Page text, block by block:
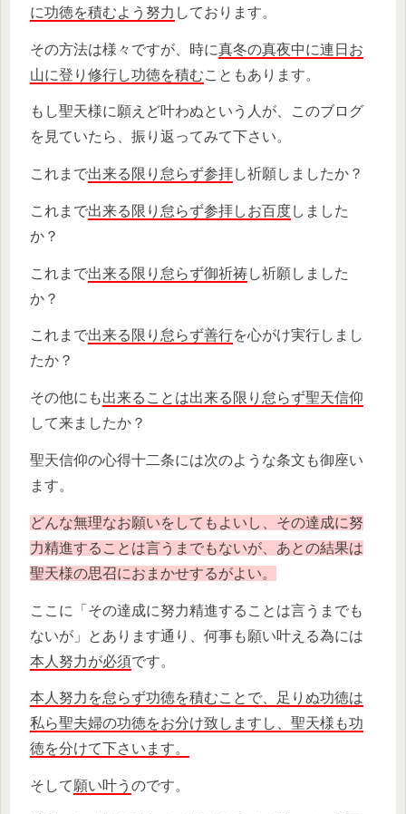
に功徳を積むよう努力 しております。
その方法は様々ですが、時に真冬の真夜中に連日お
山に登り修行し功徳を積むこともあります。
もし聖天様に願えど叶わぬという人が、このブログ
を見ていたら、振り返ってみて下さい。
これまで出来る限り怠らず参拝し祈願しましたか？
これまで出来る限り怠らず参拝しお百度しました
か？
これまで出来る限り怠らず御祈祷し祈願しました
か？
これまで出来る限り怠らず善行を心がけ実行しまし
たか？
その他にも出来ることは出来る限り怠らず聖天信仰
して来ましたか？
聖天信仰の心得十二条には次のような条文も御座い
ます。
どんな無理なお願いをしてもよいし、その達成に努
力精進することは言うまでもないが、あとの結果は
聖天様の思召におまかせするがよい。
ここに「その達成に努力精進することは言うまでも
ないが」とあります通り、何事も願い叶える為には
本人努力が必須です。
本人努力を怠らず功徳を積むことで、足りぬ功徳は
私ら聖夫婦の功徳をお分け致しますし、聖天様も功
徳を分けて下さいます。
そして願い叶う のです。